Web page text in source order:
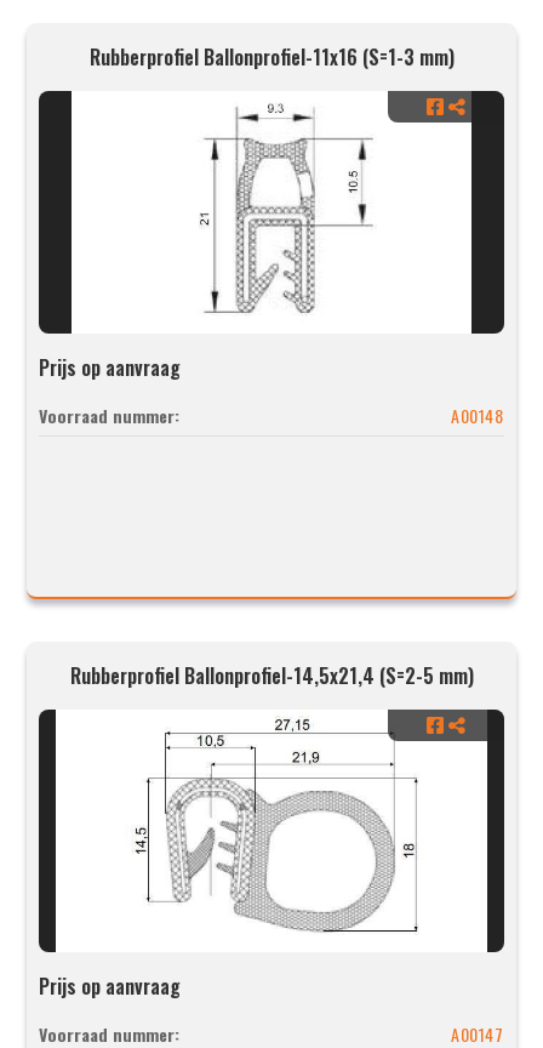
Rubberprofiel Ballonprofiel-11x16 (S=1-3 mm)
Prijs op aanvraag
Voorraad nummer: A00148
Rubberprofiel Ballonprofiel-14,5x21,4 (S=2-5 mm)
Prijs op aanvraag
Voorraad nummer: A00147